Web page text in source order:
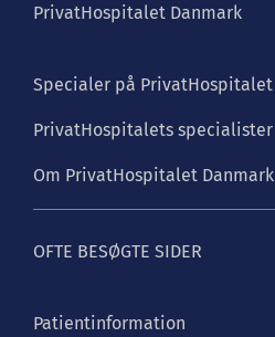
PrivatHospitalet Danmark
Specialer på PrivatHospitalet
PrivatHospitalets specialister
Om PrivatHospitalet Danmark
OFTE BESØGTE SIDER
Patientinformation